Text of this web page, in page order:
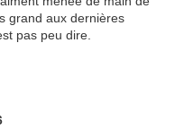
grand aux dernières
pas peu dire.